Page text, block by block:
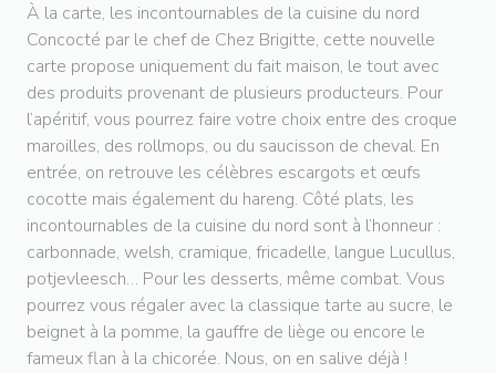
À la carte, les incontournables de la cuisine du nord
Concocté par le chef de Chez Brigitte, cette nouvelle
carte propose uniquement du fait maison, le tout avec
des produits provenant de plusieurs producteurs. Pour
l’apéritif, vous pourrez faire votre choix entre des croque
maroilles, des rollmops, ou du saucisson de cheval. En
entrée, on retrouve les célèbres escargots et œufs
cocotte mais également du hareng. Côté plats, les
incontournables de la cuisine du nord sont à l’honneur :
carbonnade, welsh, cramique, fricadelle, langue Lucullus,
potjevleesch… Pour les desserts, même combat. Vous
pourrez vous régaler avec la classique tarte au sucre, le
beignet à la pomme, la gauffre de liège ou encore le
fameux flan à la chicorée. Nous, on en salive déjà !